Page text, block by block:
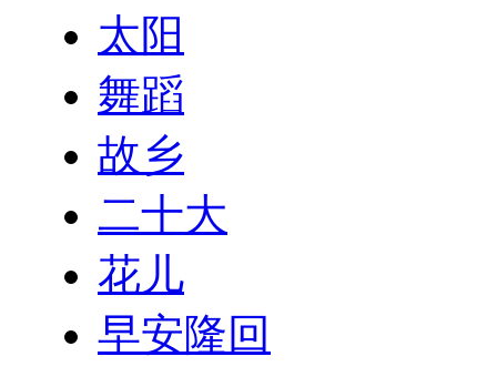
太阳
舞蹈
故乡
二十大
花儿
早安隆回